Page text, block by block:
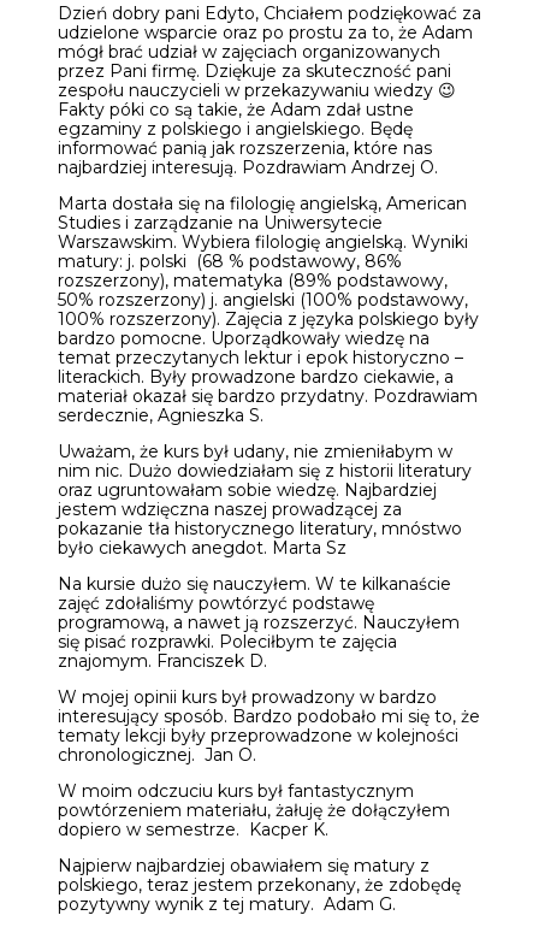
Dzień dobry pani Edyto, Chciałem podziękować za
udzielone wsparcie oraz po prostu za to, że Adam
mógł brać udział w zajęciach organizowanych
przez Pani firmę. Dziękuje za skuteczność pani
zespołu nauczycieli w przekazywaniu wiedzy 😉
Fakty póki co są takie, że Adam zdał ustne
egzaminy z polskiego i angielskiego. Będę
informować panią jak rozszerzenia, które nas
najbardziej interesują. Pozdrawiam Andrzej O.
Marta dostała się na filologię angielską, American
Studies i zarządzanie na Uniwersytecie
Warszawskim. Wybiera filologię angielską. Wyniki
matury: j. polski (68 % podstawowy, 86%
rozszerzony), matematyka (89% podstawowy,
50% rozszerzony) j. angielski (100% podstawowy,
100% rozszerzony). Zajęcia z języka polskiego były
bardzo pomocne. Uporządkowały wiedzę na
temat przeczytanych lektur i epok historyczno –
literackich. Były prowadzone bardzo ciekawie, a
materiał okazał się bardzo przydatny. Pozdrawiam
serdecznie, Agnieszka S.
Uważam, że kurs był udany, nie zmieniłabym w
nim nic. Dużo dowiedziałam się z historii literatury
oraz ugruntowałam sobie wiedzę. Najbardziej
jestem wdzięczna naszej prowadzącej za
pokazanie tła historycznego literatury, mnóstwo
było ciekawych anegdot. Marta Sz
Na kursie dużo się nauczyłem. W te kilkanaście
zajęć zdołaliśmy powtórzyć podstawę
programową, a nawet ją rozszerzyć. Nauczyłem
się pisać rozprawki. Poleciłbym te zajęcia
znajomym. Franciszek D.
W mojej opinii kurs był prowadzony w bardzo
interesujący sposób. Bardzo podobało mi się to, że
tematy lekcji były przeprowadzone w kolejności
chronologicznej. Jan O.
W moim odczuciu kurs był fantastycznym
powtórzeniem materiału, żałuję że dołączyłem
dopiero w semestrze. Kacper K.
Najpierw najbardziej obawiałem się matury z
polskiego, teraz jestem przekonany, że zdobędę
pozytywny wynik z tej matury. Adam G.